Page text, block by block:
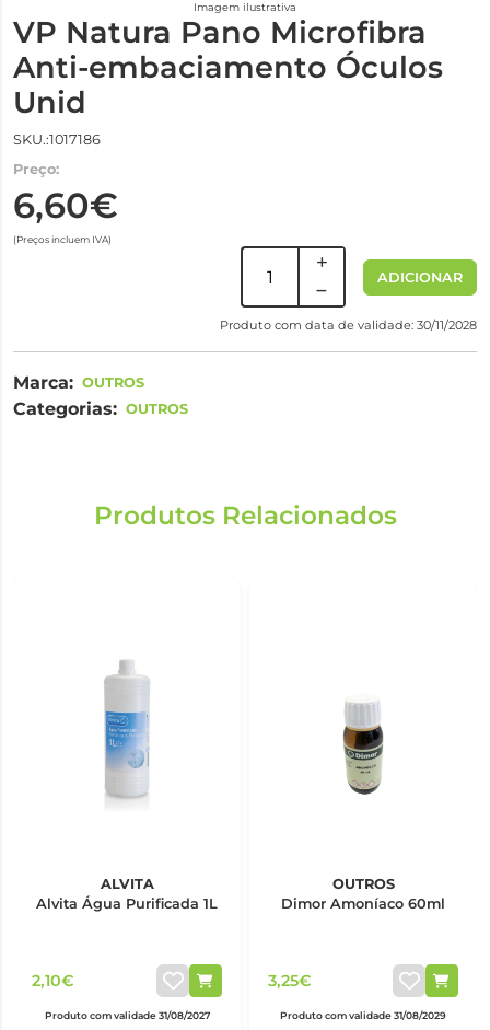
Imagem ilustrativa
VP Natura Pano Microfibra
Anti-embaciamento Óculos
Unid
SKU.:1017186
Preço:
6,60€
(Preços incluem IVA)
ADICIONAR
Produto com data de validade: 30/11/2028
Marca: OUTROS
Categorias: OUTROS
Produtos Relacionados
ALVITA
Alvita Água Purificada 1L
2,10€
Produto com validade 31/08/2027
OUTROS
Dimor Amoníaco 60ml
3,25€
Produto com validade 31/08/2029